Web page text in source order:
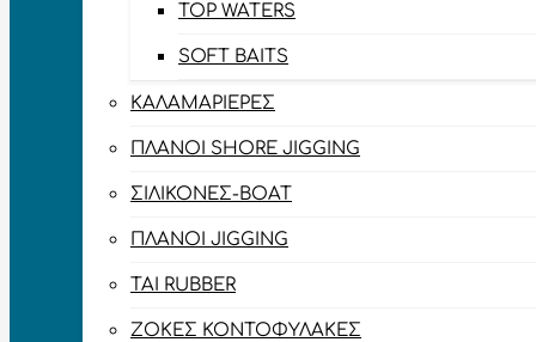
TOP WATERS
SOFT BAITS
ΚΑΛΑΜΑΡΙΈΡΕΣ
ΠΛΆΝΟΙ SHORE JIGGING
ΣΙΛΙΚΌΝΕΣ-BOAT
ΠΛΆΝΟΙ JIGGING
TAI RUBBER
ΖΌΚΕΣ ΚΟΝΤΟΦΎΛΑΚΕΣ